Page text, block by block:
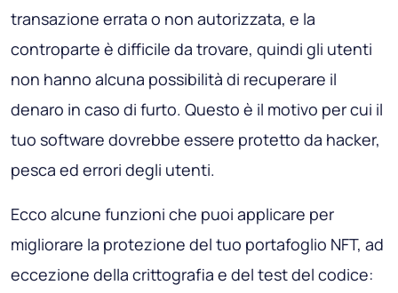
transazione errata o non autorizzata, e la
controparte è difficile da trovare, quindi gli utenti
non hanno alcuna possibilità di recuperare il
denaro in caso di furto. Questo è il motivo per cui il
tuo software dovrebbe essere protetto da hacker,
pesca ed errori degli utenti.
Ecco alcune funzioni che puoi applicare per
migliorare la protezione del tuo portafoglio NFT, ad
eccezione della crittografia e del test del codice: